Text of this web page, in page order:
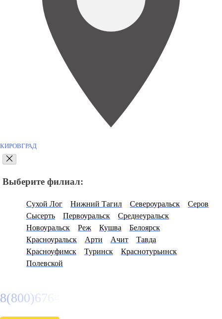
КИРОВГРАД
Выберите филиал:
Сухой Лог Нижний Тагил Североуральск
Серов
Сысерть
Первоуральск
Среднеуральск
Новоуральск
Реж Кушва
Белоярск
Красноуральск
Арти Ачит
Тавда
Красноуфимск
Туринск
Краснотурьинск
Полевской
8(800)6764935